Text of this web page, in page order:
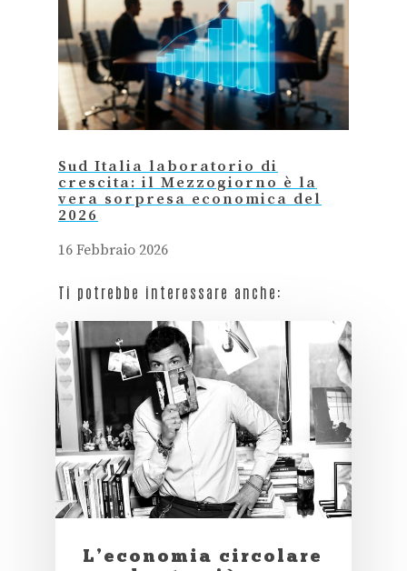
Sud Italia laboratorio di
crescita: il Mezzogiorno è la
vera sorpresa economica del
2026
16 Febbraio 2026
Ti potrebbe interessare anche:
L’economia circolare